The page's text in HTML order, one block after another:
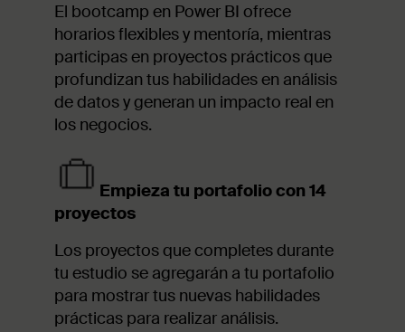
El bootcamp en Power BI ofrece
horarios flexibles y mentoría, mientras
participas en proyectos prácticos que
profundizan tus habilidades en análisis
de datos y generan un impacto real en
los negocios.
Empieza tu portafolio con 14
proyectos
Los proyectos que completes durante
tu estudio se agregarán a tu portafolio
para mostrar tus nuevas habilidades
prácticas para realizar análisis.